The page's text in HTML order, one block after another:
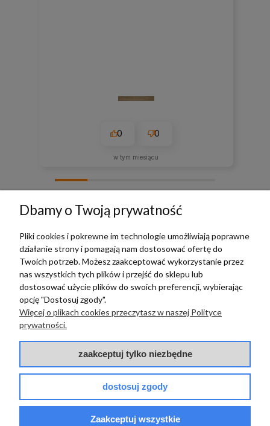
0 0
w tym miesiącu
TERRADECO
BAZA WIEDZY
PŁATNOŚCI I DOSTAWA
Dbamy o Twoją prywatność
Pliki cookies i pokrewne im technologie umożliwiają poprawne
działanie strony i pomagają nam dostosować ofertę do
Twoich potrzeb. Możesz zaakceptować wykorzystanie przez
nas wszystkich tych plików i przejść do sklepu lub
dostosować użycie plików do swoich preferencji, wybierając
opcję "Dostosuj zgody".
Więcej o plikach cookies przeczytasz w naszej Polityce
prywatności.
zaakceptuj tylko niezbędne
dostosuj zgody
Zaakceptuj wszystkie